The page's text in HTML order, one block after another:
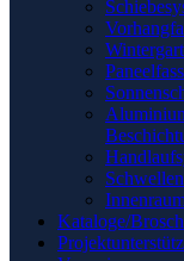
Kataloge/